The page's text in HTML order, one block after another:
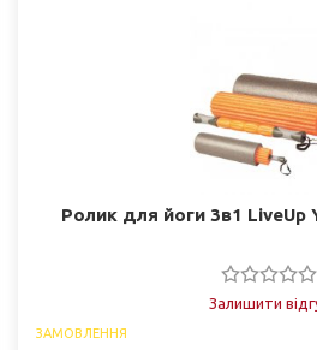
Ролик для йоги 3в1 LiveUp
Залишити
ЗАМОВЛЕННЯ